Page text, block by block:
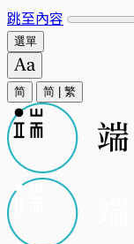
跳至內容
選單
简 简 繁